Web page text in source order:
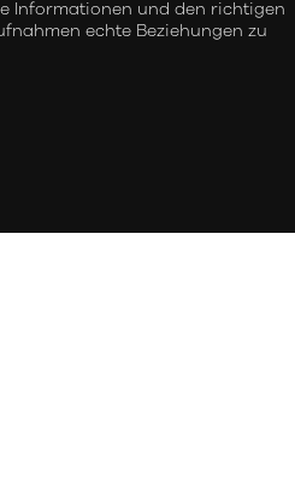
Informationen und den richtigen
echte Beziehungen zu